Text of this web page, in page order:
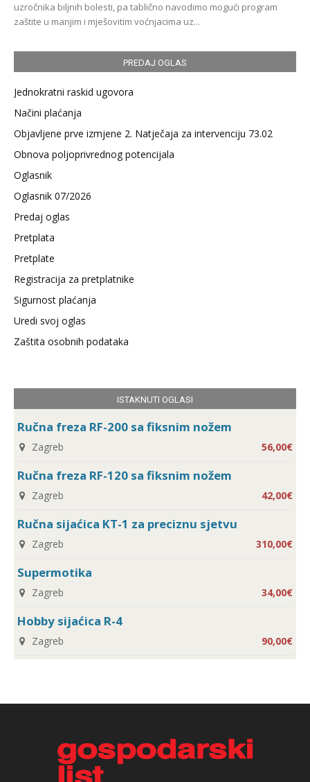
uzročnika biljnih bolesti, pa tablično navodimo mogući program
zaštite u manjim i mješovitim voćnjacima uz...
PREDAJ OGLAS
Jednokratni raskid ugovora
Načini plaćanja
Objavljene prve izmjene 2. Natječaja za intervenciju 73.02
Obnova poljoprivrednog potencijala
Oglasnik
Oglasnik 07/2026
Predaj oglas
Pretplata
Pretplate
Registracija za pretplatnike
Sigurnost plaćanja
Uredi svoj oglas
Zaštita osobnih podataka
ISTAKNUTI OGLASI
Ručna freza RF-200 sa fiksnim nožem
Zagreb 56,00€
Ručna freza RF-120 sa fiksnim nožem
Zagreb 42,00€
Ručna sijaćica KT-1 za preciznu sjetvu
Zagreb 310,00€
Supermotika
Zagreb 34,00€
Hobby sijaćica R-4
Zagreb 90,00€